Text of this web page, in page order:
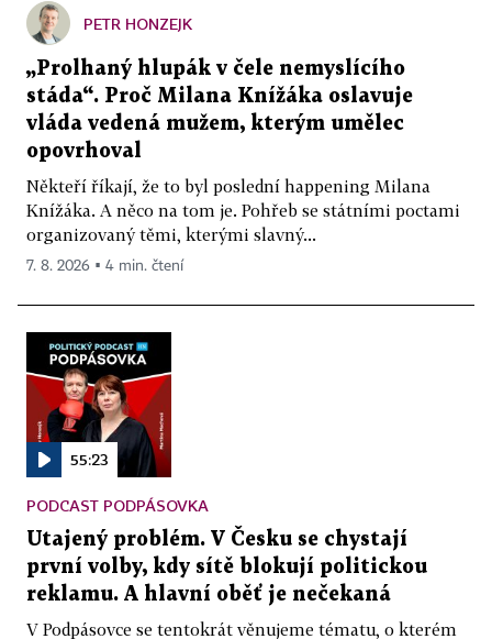
PETR HONZEJK
„Prolhaný hlupák v čele nemyslícího
stáda“. Proč Milana Knížáka oslavuje
vláda vedená mužem, kterým umělec
opovrhoval
Někteří říkají, že to byl poslední happening Milana
Knížáka. A něco na tom je. Pohřeb se státními poctami
organizovaný těmi, kterými slavný...
7. 8. 2026 ▪ 4 min. čtení
55:23
PODCAST PODPÁSOVKA
Utajený problém. V Česku se chystají
první volby, kdy sítě blokují politickou
reklamu. A hlavní oběť je nečekaná
V Podpásovce se tentokrát věnujeme tématu, o kterém